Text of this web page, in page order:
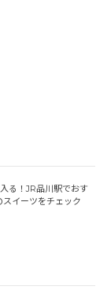
る！JR品川駅でおす
イーツをチェック